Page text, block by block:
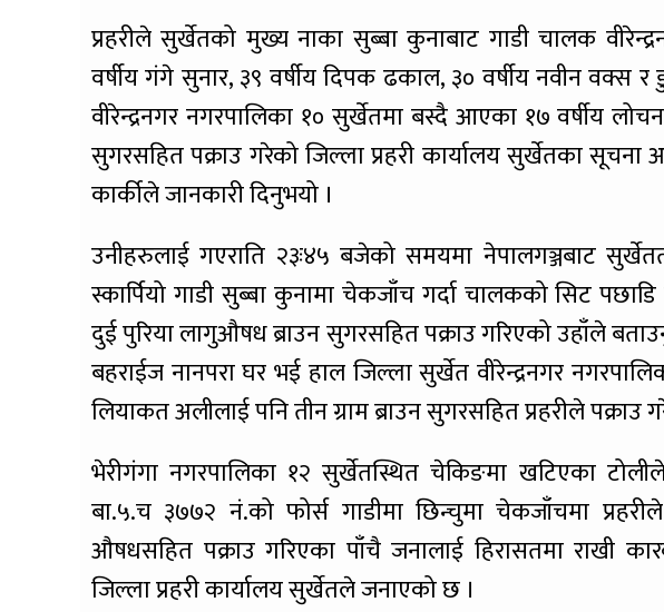
प्रहरीले सुर्खेतको मुख्य नाका सुब्बा कुनाबाट गाडी चालक
वर्षीय गंगे सुनार, ३९ वर्षीय दिपक ढकाल, ३० वर्षीय नवीन वक्स
वीरेन्द्रनगर नगरपालिका १० सुर्खेतमा बस्दै आएका १७ वर्षीय
सुगरसहित पक्राउ गरेको जिल्ला प्रहरी कार्यालय सुर्खेतका सूचना
कार्कीले जानकारी दिनुभयो ।
उनीहरुलाई गएराति २३ः४५ बजेको समयमा नेपालगञ्जबाट
स्कार्पियो गाडी सुब्बा कुनामा चेकजाँच गर्दा चालकको सिट
दुई पुरिया लागुऔषध ब्राउन सुगरसहित पक्राउ गरिएको उहाँले
बहराईज नानपरा घर भई हाल जिल्ला सुर्खेत वीरेन्द्रनगर
लियाकत अलीलाई पनि तीन ग्राम ब्राउन सुगरसहित प्रहरीले पक्राउ
भेरीगंगा नगरपालिका १२ सुर्खेतस्थित चेकिङमा खटिएका
बा.५.च ३७७२ नं.को फोर्स गाडीमा छिन्चुमा चेकजाँचमा
औषधसहित पक्राउ गरिएका पाँचै जनालाई हिरासतमा राखी
जिल्ला प्रहरी कार्यालय सुर्खेतले जनाएको छ ।